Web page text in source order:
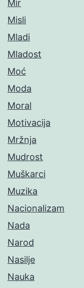
Mir
Misli
Mladi
Mladost
Moć
Moda
Moral
Motivacija
Mržnja
Mudrost
Muškarci
Muzika
Nacionalizam
Nada
Narod
Nasilje
Nauka